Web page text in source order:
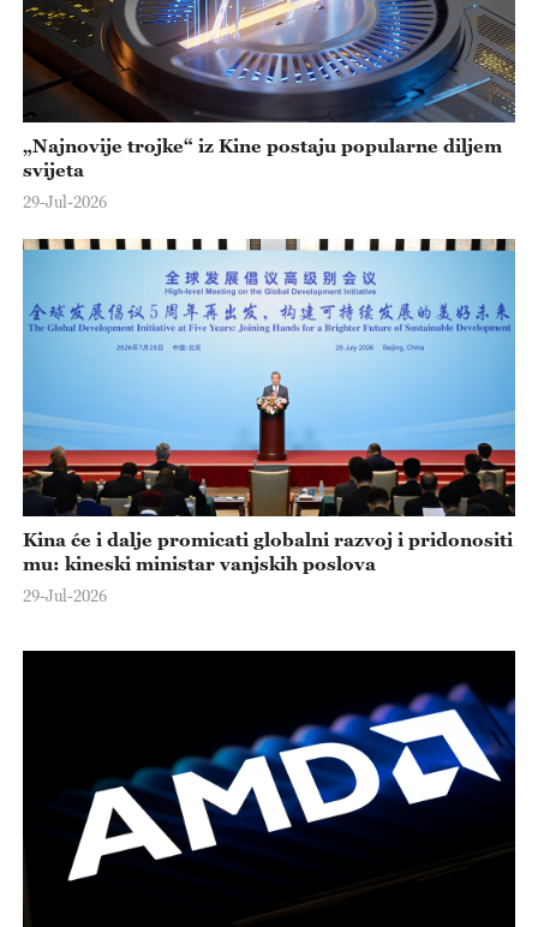
„Najnovije trojke“ iz Kine postaju popularne diljem
svijeta
29-Jul-2026
Kina će i dalje promicati globalni razvoj i pridonositi
mu: kineski ministar vanjskih poslova
29-Jul-2026